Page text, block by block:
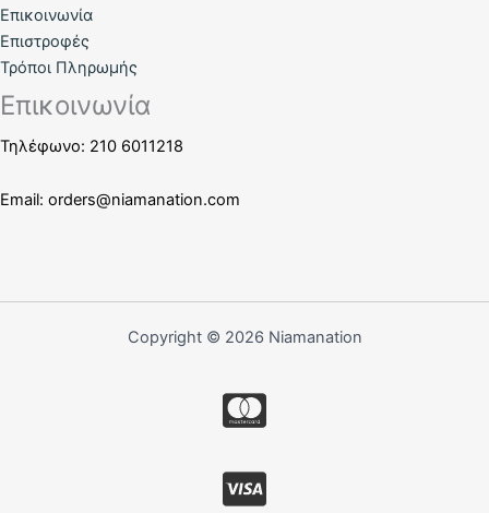
Επικοινωνία
Επιστροφές
Τρόποι Πληρωμής
Επικοινωνία
Τηλέφωνο: 210 6011218
Email: orders@niamanation.com
Copyright © 2026 Niamanation